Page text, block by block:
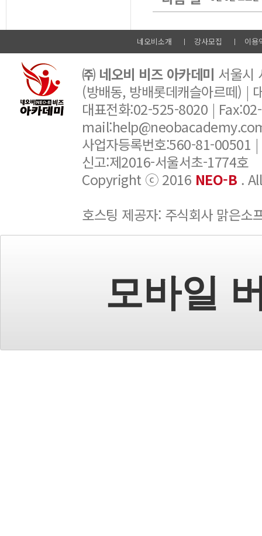
네오비소개 강사모집 이용
㈜ 네오비 비즈 아카데미 서울시
(방배동, 방배롯데캐슬아르떼) |
대표전화:02-525-8020 |
사업자등록번호:560-81-00501
신고:제2016-서울서초-1774호
Copyright ⓒ 2016 NEO-B .
호스팅 제공자: 주식회사 맑은소
모바일